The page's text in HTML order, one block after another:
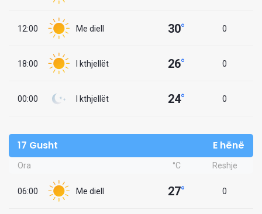
12:00 Me diell 30° 0
18:00 I kthjellët 26° 0
00:00 I kthjellët 24° 0
17 Gusht E hënë
Ora °C Reshje
06:00 Me diell 27° 0